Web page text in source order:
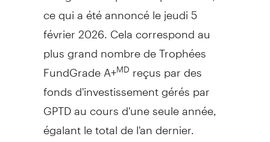
ce qui a été annoncé le jeudi 5
février 2026. Cela correspond au
plus grand nombre de Trophées
FundGrade A+MD reçus par des
fonds d'investissement gérés par
GPTD au cours d'une seule année,
égalant le total de l'an dernier.